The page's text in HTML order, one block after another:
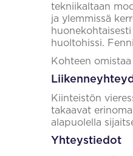
tekniikaltaan
ja ylemmissä
huoltohissi.
Kohteen
Kiinteistön
takaavat
alapuolella
Yhteystiedot